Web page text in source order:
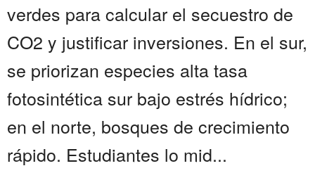
verdes para calcular el secuestro de
CO2 y justificar inversiones. En el sur,
se priorizan especies alta tasa
fotosintética sur bajo estrés hídrico;
en el norte, bosques de crecimiento
rápido. Estudiantes lo mid...